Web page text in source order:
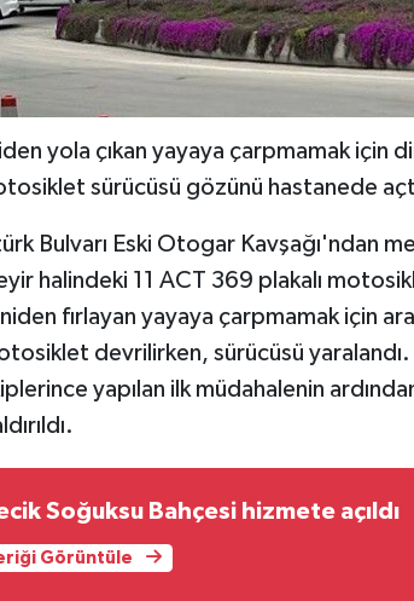
yola çıkan yayaya çarpmamak için
sürücüsü gözünü hastanede
Bulvarı Eski Otogar Kavşağı'ndan
halindeki 11 ACT 369 plakalı
fırlayan yayaya çarpmamak için
devrilirken, sürücüsü yaralandı.
yapılan ilk müdahalenin
Soğuksu Bahçesi hizmete açıldı
Görüntüle